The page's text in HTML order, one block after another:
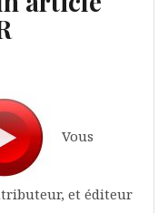
Vous
et éditeur